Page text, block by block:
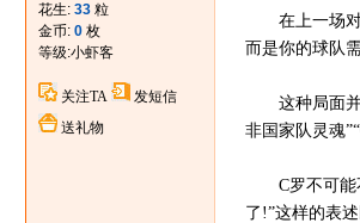
花生: 33粒
金币: 0枚
等级:小虾客
关注TA
发短信
送礼物
在上一场对
而是你的球队
这种局面并
非国家队灵魂
C罗不可能不
了!”这样的表